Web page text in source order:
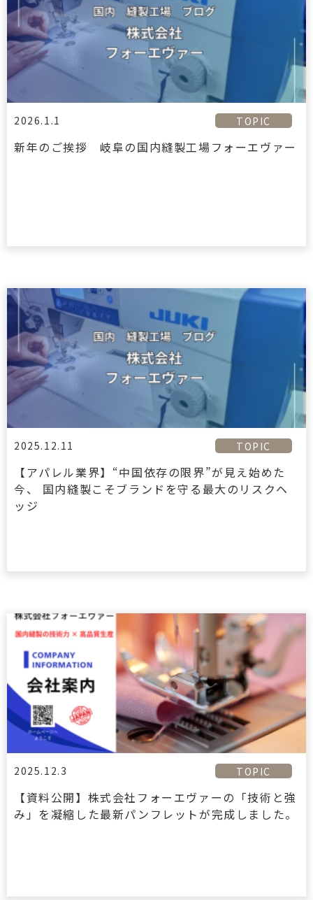
2026.1.1 TOPIC
新年のご挨拶 岐阜の国内縫製工場フォーエヴァー
2025.12.11 TOPIC
【アパレル業界】“中国依存の限界”が見え始めた
今、 国内縫製こそブランドを守る最大のリスクヘ
ッジ
2025.12.3 TOPIC
【資料公開】株式会社フォーエヴァーの「技術と強
み」を凝縮した最新パンフレットが完成しました。